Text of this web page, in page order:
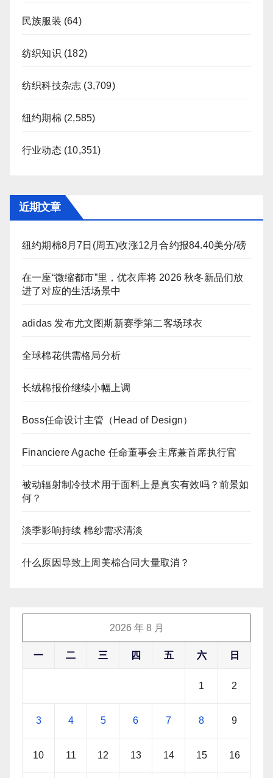
民族服装 (64)
纺织知识 (182)
纺织科技杂志 (3,709)
纽约期棉 (2,585)
行业动态(10,351)
近期文章
纽约期棉8月7日(周五)收涨12月合约报84.40美分/磅
在一座“微缩都市”里，优衣库将 2026 秋冬新品们放
进了对应的生活场景中
adidas 发布尤文图斯新赛季第二客场球衣
全球棉花供需格局分析
长绒棉报价继续小幅上调
Boss任命设计主管（Head of Design）
Financiere Agache 任命董事会主席兼首席执行官
被动辐射制冷技术用于面料上是真实有效吗？前景如
何？
淡季影响持续 棉纱需求清淡
什么原因导致上周美棉合同大量取消？
2026 年 8 月
一 二 三 四 五 六 日
1 2
3 4 5 6 7 8 9
10 11 12 13 14 15 16